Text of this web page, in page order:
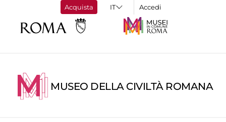
Acquista Accedi
MUSEO DELLA CIVILTÀ ROMANA